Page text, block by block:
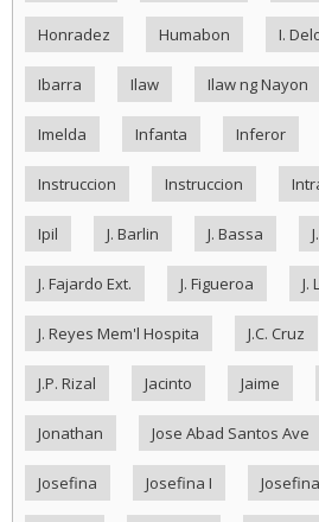
Honradez Humabon I.
Ibarra Ilaw Ilaw ng Nayon
Imelda Infanta Inferor
Instruccion Instruccion
Ipil J. Barlin J. Bassa
J. Fajardo Ext. J. Figueroa J.
J. Reyes Mem'l Hospita J.C. Cruz
J.P. Rizal Jacinto Jaime
Jonathan Jose Abad Santos Ave
Josefina Josefina I